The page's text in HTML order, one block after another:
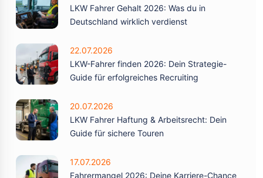
LKW Fahrer Gehalt 2026: Was du in
Deutschland wirklich verdienst
22.07.2026
LKW-Fahrer finden 2026: Dein Strategie-
Guide für erfolgreiches Recruiting
20.07.2026
LKW Fahrer Haftung & Arbeitsrecht: Dein
Guide für sichere Touren
17.07.2026
Fahrermangel 2026: Deine Karriere-Chance